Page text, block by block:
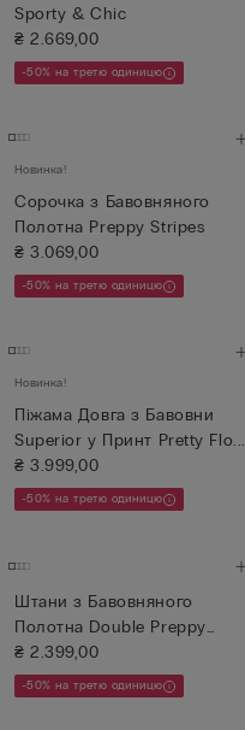
Sporty & Chic
₴ 2.669,00
-50% на третю одиницю
Новинка!
Сорочка з Бавовняного
Полотна Preppy Stripes
₴ 3.069,00
-50% на третю одиницю
Новинка!
Піжама Довга з Бавовни
Superior у Принт Pretty Flo...
₴ 3.999,00
-50% на третю одиницю
Штани з Бавовняного
Полотна Double Preppy
Stripes
₴ 2.399,00
-50% на третю одиницю